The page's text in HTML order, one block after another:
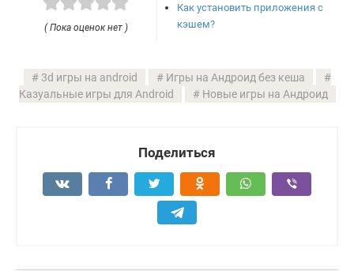
( Пока оценок нет )
Как установить приложения с
кэшем?
3d игры на android
Игры на Андроид без кеша
Казуальные игры для Android
Новые игры на Андроид
Поделиться